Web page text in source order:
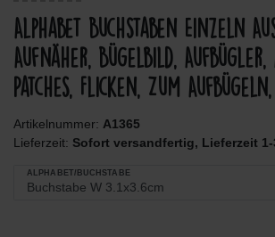
Alphabet Buchstaben Einzeln
Aufnäher, Bügelbild, Aufbügler,
Patches, Flicken, Zum
Artikelnummer: A1365
Lieferzeit: Sofort versandfertig, Lieferzeit 1-
ALPHABET/BUCHSTABE